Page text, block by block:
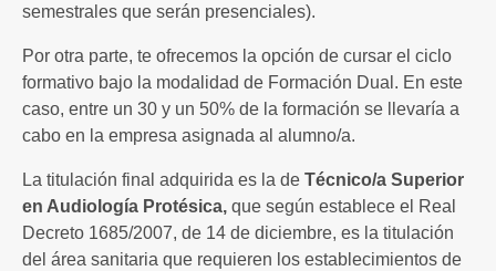
semestrales que serán presenciales).
Por otra parte, te ofrecemos la opción de cursar el ciclo
formativo bajo la modalidad de Formación Dual. En este
caso, entre un 30 y un 50% de la formación se llevaría a
cabo en la empresa asignada al alumno/a.
La titulación final adquirida es la de Técnico/a Superior
en Audiología Protésica, que según establece el Real
Decreto 1685/2007, de 14 de diciembre, es la titulación
del área sanitaria que requieren los establecimientos de